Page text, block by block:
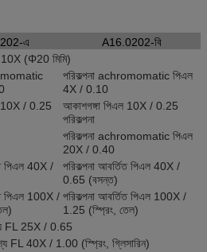
এ
A16.0202-বি
(Φ20 মিমি)
পরিকল্পনা achromomatic পিএল
4X / 0.10
10X / 0.25
আকাশগঙ্গা পিএল 10X / 0.25
পরিকল্পনা
পরিকল্পনা achromomatic পিএল
20X / 0.40
পিএল 40X /
পরিকল্পনা আবর্তিত পিএল 40X /
0.65 (বসন্ত)
পিএল 100X / পরিকল্পনা আবর্তিত পিএল 100X /
1.25 (স্প্রিং, তেল)
FL 25X / 0.65
FL 40X / 1.00 (স্প্রিং, গ্লিসারিন)